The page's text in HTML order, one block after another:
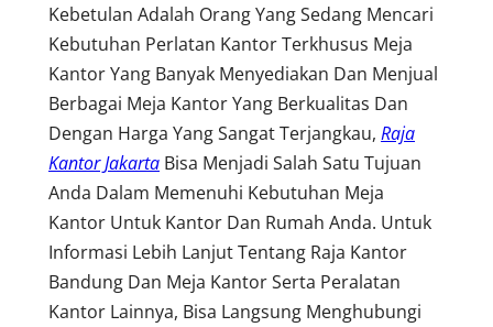
Kebetulan Adalah Orang Yang Sedang Mencari
Kebutuhan Perlatan Kantor Terkhusus Meja
Kantor Yang Banyak Menyediakan Dan Menjual
Berbagai Meja Kantor Yang Berkualitas Dan
Dengan Harga Yang Sangat Terjangkau, Raja
Kantor Jakarta Bisa Menjadi Salah Satu Tujuan
Anda Dalam Memenuhi Kebutuhan Meja
Kantor Untuk Kantor Dan Rumah Anda. Untuk
Informasi Lebih Lanjut Tentang Raja Kantor
Bandung Dan Meja Kantor Serta Peralatan
Kantor Lainnya, Bisa Langsung Menghubungi